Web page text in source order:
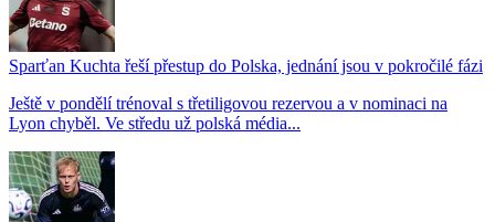
Sparťan Kuchta řeší přestup do Polska, jednání jsou v pokročilé fázi
Ještě v pondělí trénoval s třetiligovou rezervou a v nominaci na
Lyon chyběl. Ve středu už polská média...